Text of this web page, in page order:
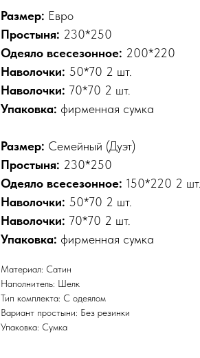
Размер: Евро
Простыня: 230*250
Одеяло всесезонное: 200*220
Наволочки: 50*70 2 шт.
Наволочки: 70*70 2 шт.
Упаковка: фирменная сумка
Размер: Семейный (Дуэт)
Простыня: 230*250
Одеяло всесезонное: 150*220 2 шт.
Наволочки: 50*70 2 шт.
Наволочки: 70*70 2 шт.
Упаковка: фирменная сумка
Материал: Сатин
Наполнитель: Шелк
Тип комплекта: С одеялом
Вариант простыни: Без резинки
Упаковка: Сумка